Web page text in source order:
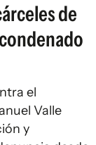
de
el
Valle
y